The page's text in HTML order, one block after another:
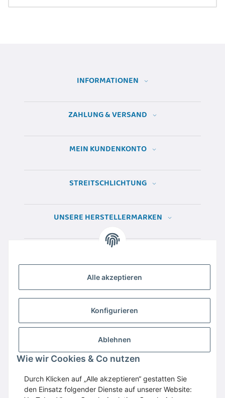
Alle akzeptieren
Konfigurieren
Ablehnen
Wie wir Cookies & Co nutzen
Durch Klicken auf „Alle akzeptieren“ gestatten Sie
den Einsatz folgender Dienste auf unserer Website:
INFORMATIONEN
ZAHLUNG & VERSAND
MEIN KUNDENKONTO
STREITSCHLICHTUNG
UNSERE HERSTELLERMARKEN
Wir empfehlen Domaintechnik.at
GESETZLICHE INFORMATIONEN